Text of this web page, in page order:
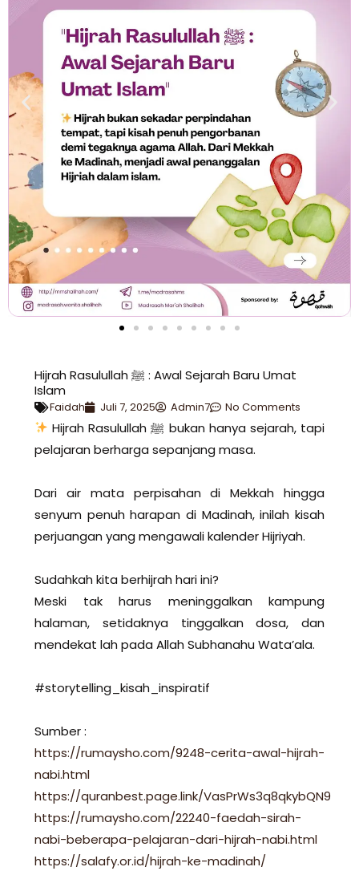
Hijrah Rasulullah ﷺ : Awal Sejarah Baru Umat
Islam
Faidah Juli 7, 2025 Admin7 No Comments
Hijrah Rasulullah ﷺ bukan hanya sejarah, tapi
pelajaran berharga sepanjang masa.
Dari air mata perpisahan di Mekkah hingga
senyum penuh harapan di Madinah, inilah kisah
perjuangan yang mengawali kalender Hijriyah.
Sudahkah kita berhijrah hari ini?
Meski tak harus meninggalkan kampung
halaman, setidaknya tinggalkan dosa, dan
mendekat lah pada Allah Subhanahu Wata’ala.
#storytelling_kisah_inspiratif
Sumber :
https://rumaysho.com/9248-cerita-awal-hijrah-
nabi.html
https://quranbest.page.link/VasPrWs3q8qkybQN9
https://rumaysho.com/22240-faedah-sirah-
nabi-beberapa-pelajaran-dari-hijrah-nabi.html
https://salafy.or.id/hijrah-ke-madinah/